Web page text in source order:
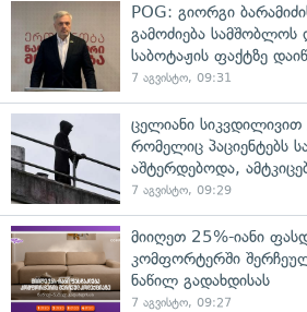
POG: გიორგი
გამოძიება
საბოტაჟის ფაქტზე
7 აგვისტო, 09:31
ცელიანი სიკვდილივით
რომელიც პაციენტებს
აშტერდებოდა,
7 აგვისტო, 09:29
მიიღეთ 25%-იანი
კომფორტერში
ნაწილ გადახდისას
7 აგვისტო, 09:27